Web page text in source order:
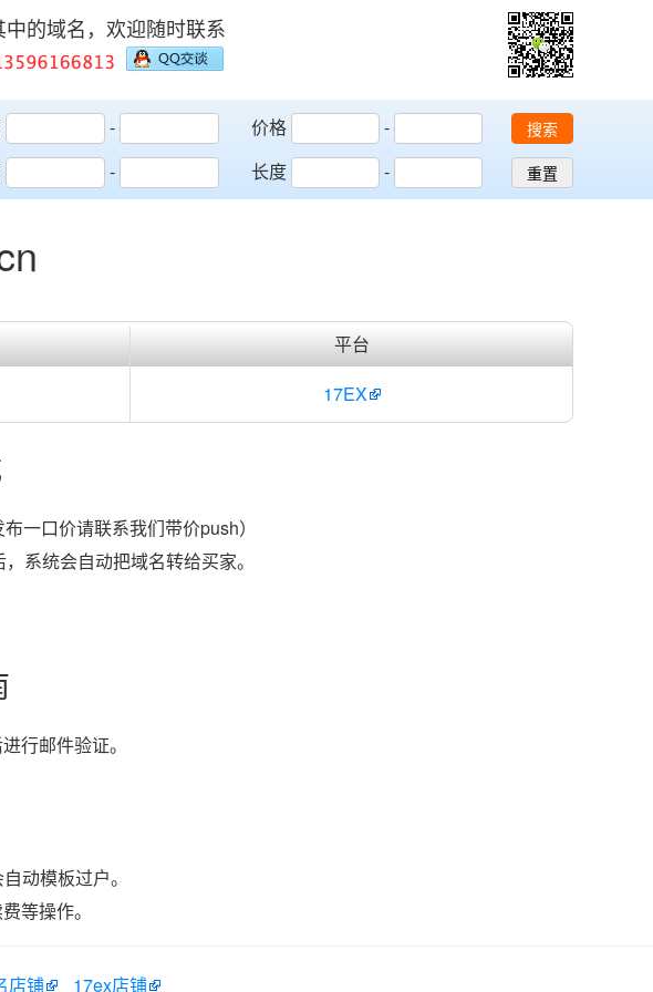
的域名，欢迎随时联系
-
-
价格
-
长度
-
搜索
重置
平台
17EX
布一口价请联系我们带价push）
系统会自动把域名转给买家。
行邮件验证。
动模板过户。
等操作。
店铺 17ex店铺